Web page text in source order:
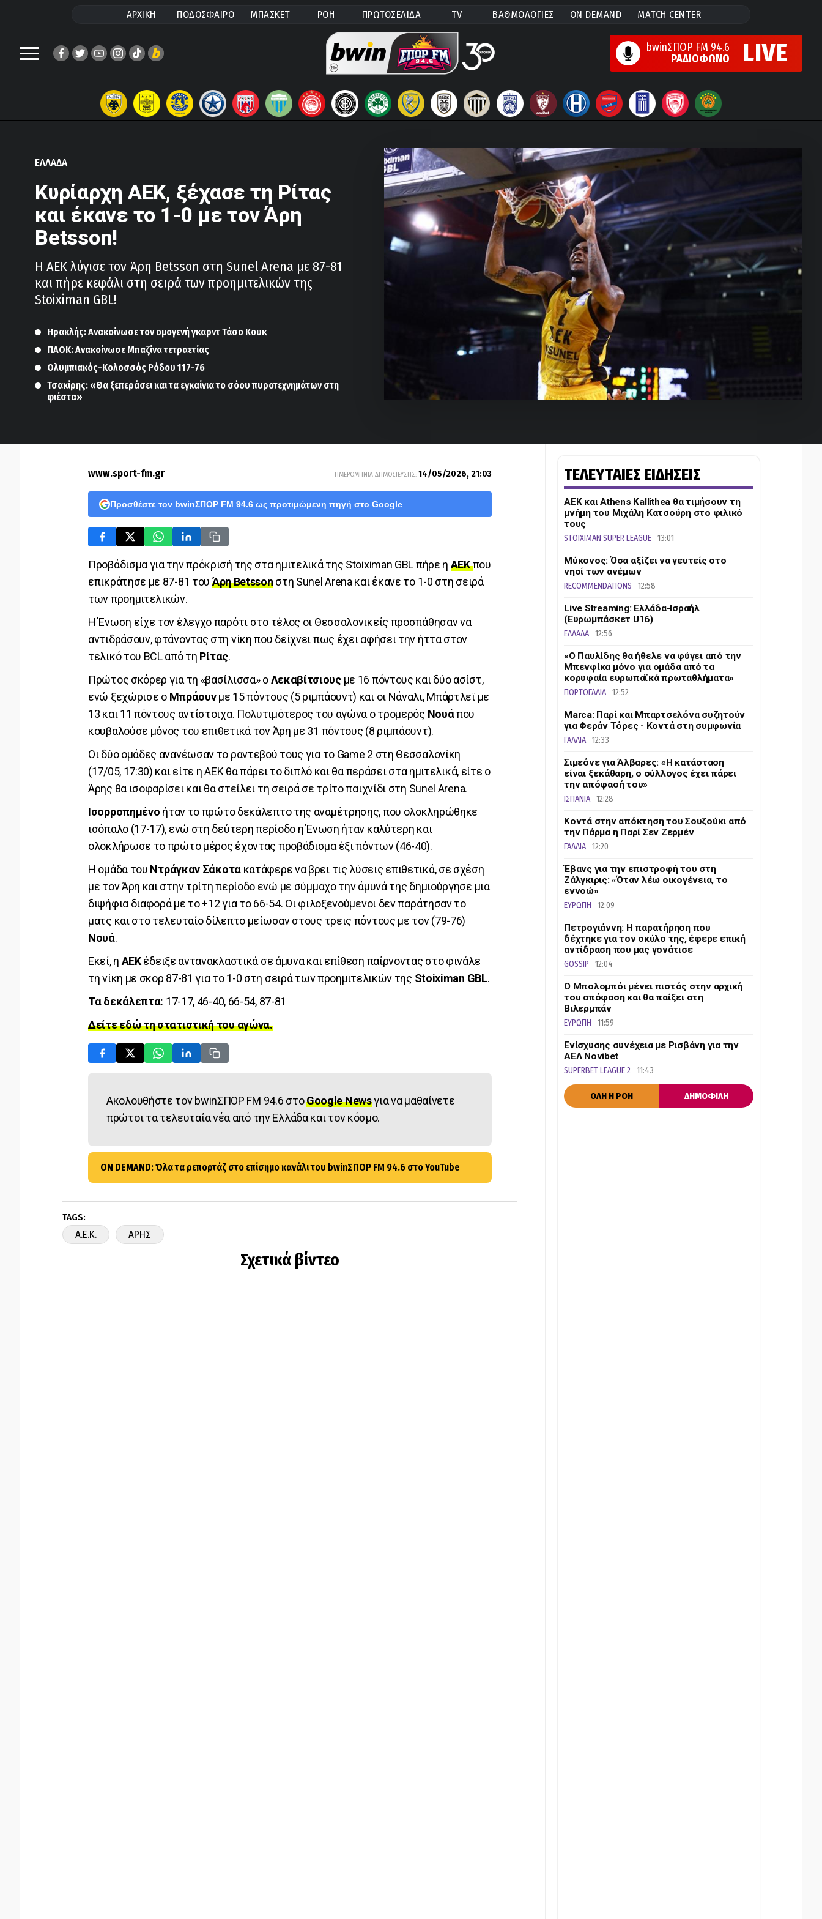
ΑΡΧΙΚΗ ΠΟΔΟΣΦΑΙΡΟ ΜΠΑΣΚΕΤ ΡΟΗ ΠΡΩΤΟΣΕΛΙΔΑ TV ΒΑΘΜΟΛΟΓΙΕΣ ON DEMAND MATCH CENTER
bwinΣΠΟΡ FM 94.6
ΡΑΔΙΟΦΩΝΟ
LIVE
ΕΛΛΑΔΑ
Κυρίαρχη ΑΕΚ, ξέχασε τη Ρίτας
και έκανε το 1-0 με τον Άρη
Betsson!
Η ΑΕΚ λύγισε τον Άρη Betsson στη Sunel Arena με 87-81
και πήρε κεφάλι στη σειρά των προημιτελικών της
Stoiximan GBL!
Ηρακλής: Ανακοίνωσε τον ομογενή γκαρντ Τάσο Κουκ
ΠΑΟΚ: Ανακοίνωσε Μπαζίνα τετραετίας
Ολυμπιακός-Κολοσσός Ρόδου 117-76
Τσακίρης: «Θα ξεπεράσει και τα εγκαίνια το σόου πυροτεχνημάτων στη
φιέστα»
www.sport-fm.gr ΗΜΕΡΟΜΗΝΙΑ ΔΗΜΟΣΙΕΥΣΗΣ: 14/05/2026, 21:03
Προσθέστε τον bwinΣΠΟΡ FM 94.6 ως προτιμώμενη πηγή στο Google
Προβάδισμα για την πρόκρισή της στα ημιτελικά της Stoiximan GBL πήρε η ΑΕΚπου
επικράτησε με 87-81 του Άρη Betssonστη Sunel Arena και έκανε το 1-0 στη σειρά
των προημιτελικών.
Η Ένωση είχε τον έλεγχο παρότι στο τέλος οι Θεσσαλονικείς προσπάθησαν να
αντιδράσουν, φτάνοντας στη νίκη που δείχνει πως έχει αφήσει την ήττα στον
τελικό του BCL από τη Ρίτας.
Πρώτος σκόρερ για τη «βασίλισσα» οΛεκαβίτσιους με 16 πόντους και δύο ασίστ,
ενώ ξεχώρισε ο Μπράουνμε 15 πόντους (5 ριμπάουντ) και οι Νάναλι, Μπάρτλεϊ με
13 και 11 πόντους αντίστοιχα. Πολυτιμότερος του αγώνα ο τρομερός Νουάπου
κουβαλούσε μόνος του επιθετικά τον Άρη με 31 πόντους (8 ριμπάουντ).
Οι δύο ομάδες ανανέωσαν το ραντεβού τους για το Game 2 στη Θεσσαλονίκη
(17/05, 17:30) και είτε η ΑΕΚ θα πάρει το διπλό και θα περάσει στα ημιτελικά, είτε ο
Άρης θα ισοφαρίσει και θα στείλει τη σειρά σε τρίτο παιχνίδι στη Sunel Arena.
Ισορροπημένο ήταν το πρώτο δεκάλεπτο της αναμέτρησης, που ολοκληρώθηκε
ισόπαλο (17-17), ενώ στη δεύτερη περίοδο η Ένωση ήταν καλύτερη και
ολοκλήρωσε το πρώτο μέρος έχοντας προβάδισμα έξι πόντων (46-40).
Η ομάδα του Ντράγκαν Σάκοτακατάφερε να βρει τις λύσεις επιθετικά, σε σχέση
με τον Άρη και στην τρίτη περίοδο ενώ με σύμμαχο την άμυνά της δημιούργησε μια
διψήφια διαφορά με το +12 για το 66-54. Οι φιλοξενούμενοι δεν παράτησαν το
ματς και στο τελευταίο δίλεπτο μείωσαν στους τρεις πόντους με τον (79-76)
Νουά.
Εκεί, η ΑΕΚέδειξε αντανακλαστικά σε άμυνα και επίθεση παίρνοντας στο φινάλε
τη νίκη με σκορ 87-81 για το 1-0 στη σειρά των προημιτελικών της Stoiximan GBL.
Τα δεκάλεπτα: 17-17, 46-40, 66-54, 87-81
Δείτε εδώ τη στατιστική του αγώνα.
Ακολουθήστε τον bwinΣΠΟΡ FM 94.6 στοGoogle Newsγια να μαθαίνετε
πρώτοι τα τελευταία νέα από την Ελλάδα και τον κόσμο.
ON DEMAND: Όλα τα ρεπορτάζ στο επίσημο κανάλι του bwinΣΠΟΡ FM 94.6 στο YouTube
TAGS:
A.E.K. ΑΡΗΣ
Σχετικά βίντεο
ΤΕΛΕΥΤΑΙΕΣ ΕΙΔΗΣΕΙΣ
ΑΕΚ και Athens Kallithea θα τιμήσουν τη
μνήμη του Μιχάλη Κατσούρη στο φιλικό
τους
STOIXIMAN SUPER LEAGUE 13:01
Μύκονος: Όσα αξίζει να γευτείς στο
νησί των ανέμων
RECOMMENDATIONS 12:58
Live Streaming: Ελλάδα-Ισραήλ
(Ευρωμπάσκετ U16)
ΕΛΛΑΔΑ 12:56
«Ο Παυλίδης θα ήθελε να φύγει από την
Μπενφίκα μόνο για ομάδα από τα
κορυφαία ευρωπαϊκά πρωταθλήματα»
ΠΟΡΤΟΓΑΛΙΑ 12:52
Marca: Παρί και Μπαρτσελόνα συζητούν
για Φεράν Τόρες - Κοντά στη συμφωνία
ΓΑΛΛΙΑ 12:33
Σιμεόνε για Άλβαρες: «Η κατάσταση
είναι ξεκάθαρη, ο σύλλογος έχει πάρει
την απόφασή του»
ΙΣΠΑΝΙΑ 12:28
Κοντά στην απόκτηση του Σουζούκι από
την Πάρμα η Παρί Σεν Ζερμέν
ΓΑΛΛΙΑ 12:20
Έβανς για την επιστροφή του στη
Ζάλγκιρις: «Όταν λέω οικογένεια, το
εννοώ»
ΕΥΡΩΠΗ 12:09
Πετρογιάννη: Η παρατήρηση που
δέχτηκε για τον σκύλο της, έφερε επική
αντίδραση που μας γονάτισε
GOSSIP 12:04
Ο Μπολομπόι μένει πιστός στην αρχική
του απόφαση και θα παίξει στη
Βιλερμπάν
ΕΥΡΩΠΗ 11:59
Ενίσχυσης συνέχεια με Ρισβάνη για την
ΑΕΛ Novibet
SUPERBET LEAGUE 2 11:43
ΟΛΗ Η ΡΟΗ ΔΗΜΟΦΙΛΗ